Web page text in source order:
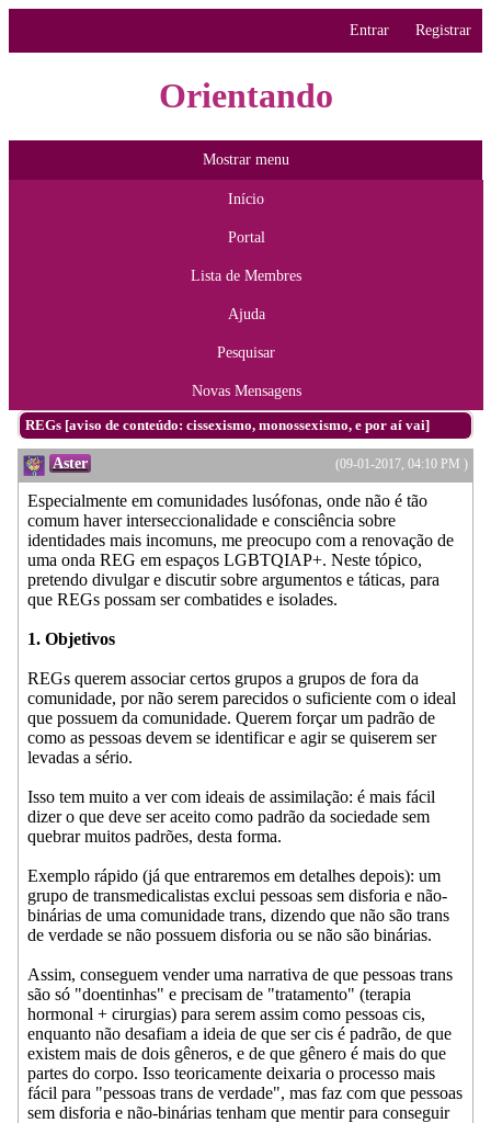
Entrar Registrar
Orientando
Mostrar menu
Início
Portal
Lista de Membres
Ajuda
Pesquisar
Novas Mensagens
REGs [aviso de conteúdo: cissexismo, monossexismo, e por aí vai]
(09-01-2017, 04:10 PM )
Aster
Especialmente em comunidades lusófonas, onde não é tão
comum haver interseccionalidade e consciência sobre
identidades mais incomuns, me preocupo com a renovação de
uma onda REG em espaços LGBTQIAP+. Neste tópico,
pretendo divulgar e discutir sobre argumentos e táticas, para
que REGs possam ser combatides e isolades.
1. Objetivos
REGs querem associar certos grupos a grupos de fora da
comunidade, por não serem parecidos o suficiente com o ideal
que possuem da comunidade. Querem forçar um padrão de
como as pessoas devem se identificar e agir se quiserem ser
levadas a sério.
Isso tem muito a ver com ideais de assimilação: é mais fácil
dizer o que deve ser aceito como padrão da sociedade sem
quebrar muitos padrões, desta forma.
Exemplo rápido (já que entraremos em detalhes depois): um
grupo de transmedicalistas exclui pessoas sem disforia e não-
binárias de uma comunidade trans, dizendo que não são trans
de verdade se não possuem disforia ou se não são binárias.
Assim, conseguem vender uma narrativa de que pessoas trans
são só "doentinhas" e precisam de "tratamento" (terapia
hormonal + cirurgias) para serem assim como pessoas cis,
enquanto não desafiam a ideia de que ser cis é padrão, de que
existem mais de dois gêneros, e de que gênero é mais do que
partes do corpo. Isso teoricamente deixaria o processo mais
fácil para "pessoas trans de verdade", mas faz com que pessoas
sem disforia e não-binárias tenham que mentir para conseguir